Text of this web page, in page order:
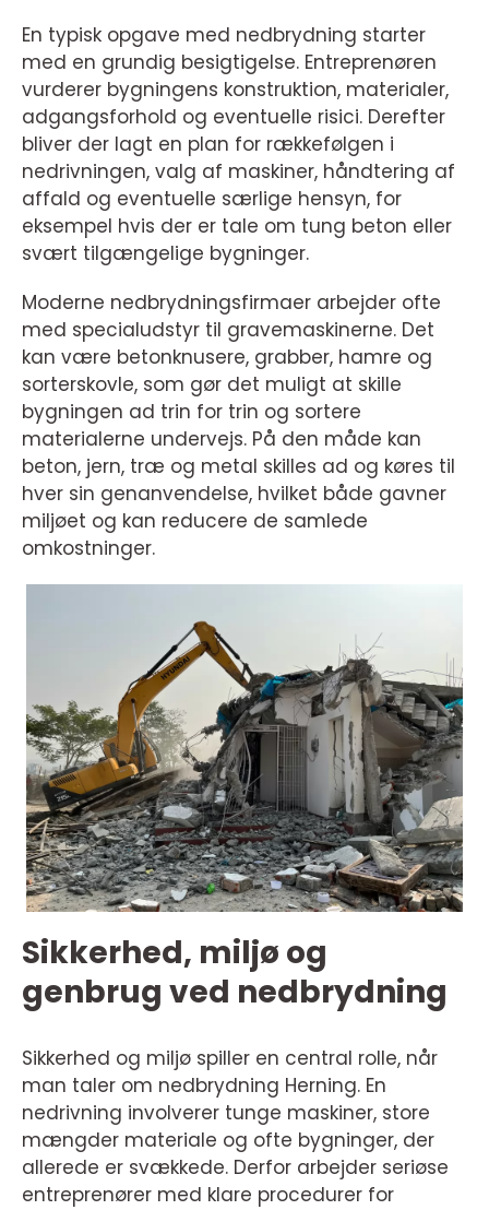
En typisk opgave med nedbrydning starter
med en grundig besigtigelse. Entreprenøren
vurderer bygningens konstruktion, materialer,
adgangsforhold og eventuelle risici. Derefter
bliver der lagt en plan for rækkefølgen i
nedrivningen, valg af maskiner, håndtering af
affald og eventuelle særlige hensyn, for
eksempel hvis der er tale om tung beton eller
svært tilgængelige bygninger.
Moderne nedbrydningsfirmaer arbejder ofte
med specialudstyr til gravemaskinerne. Det
kan være betonknusere, grabber, hamre og
sorterskovle, som gør det muligt at skille
bygningen ad trin for trin og sortere
materialerne undervejs. På den måde kan
beton, jern, træ og metal skilles ad og køres til
hver sin genanvendelse, hvilket både gavner
miljøet og kan reducere de samlede
omkostninger.
Sikkerhed, miljø og
genbrug ved nedbrydning
Sikkerhed og miljø spiller en central rolle, når
man taler om nedbrydning Herning. En
nedrivning involverer tunge maskiner, store
mængder materiale og ofte bygninger, der
allerede er svækkede. Derfor arbejder seriøse
entreprenører med klare procedurer for